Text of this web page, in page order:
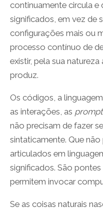
continuamente circula e
significados, em vez de
configurações mais ou
processo contínuo de
existir, pela sua
produz.
Os códigos, a
as interações, as
não precisam de fazer
sintaticamente. Que
articulados em
significados. São
permitem invocar
Se as coisas naturais